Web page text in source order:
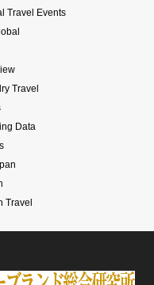
Travel Events
Travel
Data
Travel